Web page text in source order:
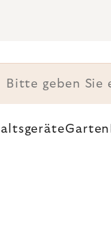
Garten